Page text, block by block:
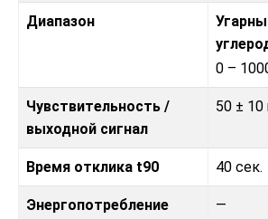
Диапазон
0 –
Чувствительность /
выходной сигнал
50 ±
Время отклика t90 40 сек.
Энергопотребление —